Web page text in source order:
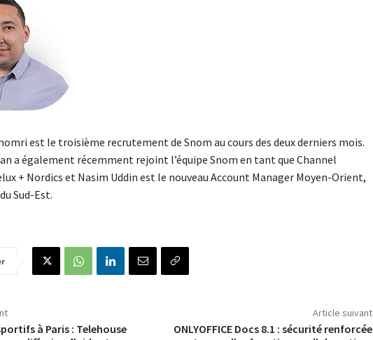
est le troisième recrutement de Snom au cours des deux derniers mois.
a également récemment rejoint l’équipe Snom en tant que Channel
+ Nordics et Nasim Uddin est le nouveau Account Manager Moyen-Orient,
Sud-Est.
à Paris : Telehouse
Article suivant
ONLYOFFICE Docs 8.1 : sécurité renforcée